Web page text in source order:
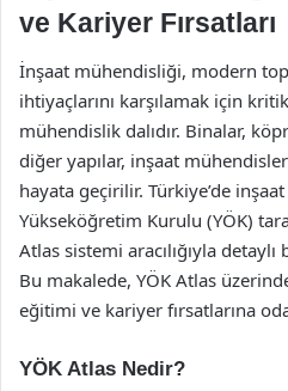
ve Kariyer Fırsatları
İnşaat mühendisliği, modern
ihtiyaçlarını karşılamak için
mühendislik dalıdır. Binalar,
diğer yapılar, inşaat
hayata geçirilir. Türkiye’de
Yükseköğretim Kurulu (YÖK)
Atlas sistemi aracılığıyla
Bu makalede, YÖK Atlas
eğitimi ve kariyer fırsatlarına
YÖK Atlas Nedir?